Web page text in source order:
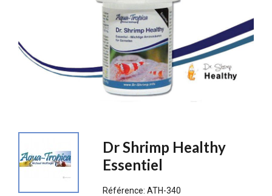
Dr Shrimp Healthy
Essentiel
Référence:ATH-340